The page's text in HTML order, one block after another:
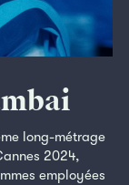
long-métrage
2024,
employées